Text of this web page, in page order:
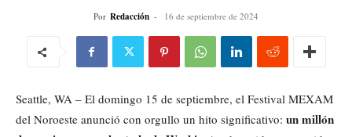
Por Redacción - 16 de septiembre de 2024
Seattle, WA – El domingo 15 de septiembre, el Festival MEXAM
del Noroeste anunció con orgullo un hito significativo: un millón